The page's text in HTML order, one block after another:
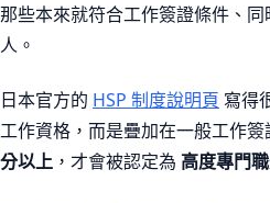
那些本來就符合工作簽證條件、
人。
日本官方的 HSP 制度說明頁 寫得
工作資格，而是疊加在一般工作
分以上 ，才會被認定為 高度專門